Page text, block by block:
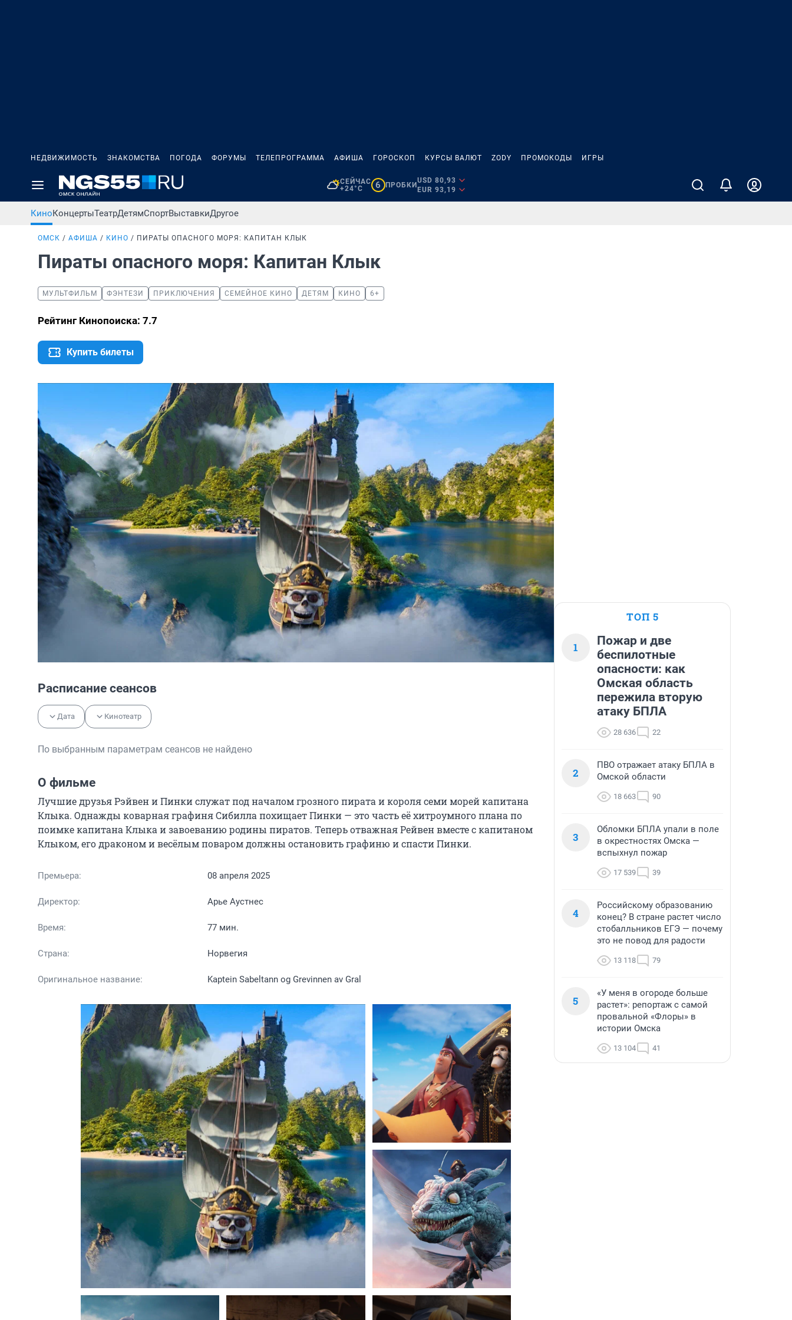
НЕДВИЖИМОСТЬ ЗНАКОМСТВА ПОГОДА ФОРУМЫ ТЕЛЕПРОГРАММА АФИША ГОРОСКОП КУРСЫ ВАЛЮТ ZODY ПРОМОКОДЫ ИГРЫ
СЕЙЧАС
+24°C
6 ПРОБКИ
USD 80,93
EUR 93,19
КиноКонцертыТеатрДетямСпортВыставкиДругое
ОМСК АФИША КИНО ПИРАТЫ ОПАСНОГО МОРЯ: КАПИТАН КЛЫК
Пираты опасного моря: Капитан Клык
МУЛЬТФИЛЬМ ФЭНТЕЗИ ПРИКЛЮЧЕНИЯ СЕМЕЙНОЕ КИНО ДЕТЯМ КИНО 6+
Рейтинг Кинопоиска: 7.7
Купить билеты
Расписание сеансов
Дата Кинотеатр
По выбранным параметрам сеансов не найдено
О фильме
Лучшие друзья Рэйвен и Пинки служат под началом грозного пирата и короля семи морей капитана
Клыка. Однажды коварная графиня Сибилла похищает Пинки — это часть её хитроумного плана по
поимке капитана Клыка и завоеванию родины пиратов. Теперь отважная Рейвен вместе с капитаном
Клыком, его драконом и весёлым поваром должны остановить графиню и спасти Пинки.
Премьера: 08 апреля 2025
Директор: Арье Аустнес
Время: 77 мин.
Страна: Норвегия
Оригинальное название: Kaptein Sabeltann og Grevinnen av Gral
ТОП 5
1
Пожар и две
беспилотные
опасности: как
Омская область
пережила вторую
атаку БПЛА
28 636 22
2
ПВО отражает атаку БПЛА в
Омской области
18 663 90
3
Обломки БПЛА упали в поле
в окрестностях Омска —
вспыхнул пожар
17 539 39
4
Российскому образованию
конец? В стране растет число
стобалльников ЕГЭ — почему
это не повод для радости
13 118 79
5
«У меня в огороде больше
растет»: репортаж с самой
провальной «Флоры» в
истории Омска
13 104 41